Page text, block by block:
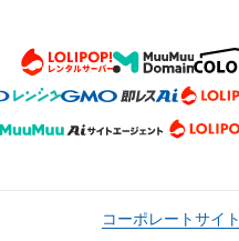
コーポレートサイト